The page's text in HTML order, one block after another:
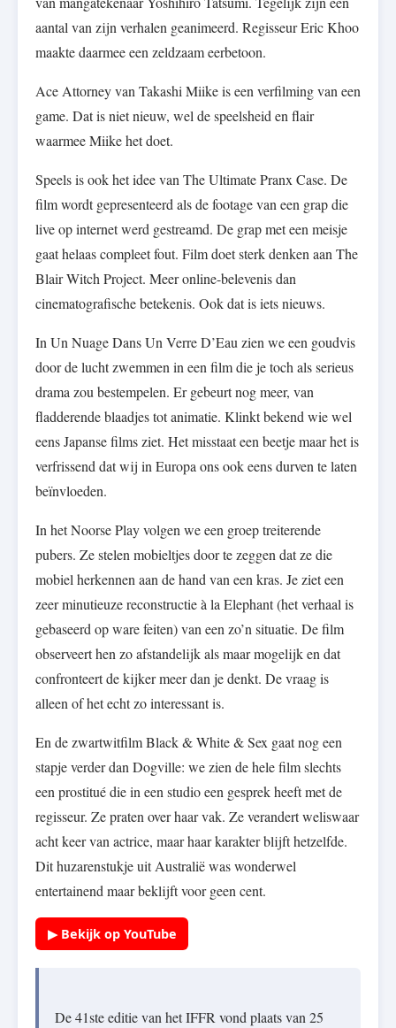
aantal van zijn verhalen geanimeerd. Regisseur Eric Khoo
maakte daarmee een zeldzaam eerbetoon.
Ace Attorney van Takashi Miike is een verfilming van een
game. Dat is niet nieuw, wel de speelsheid en flair
waarmee Miike het doet.
Speels is ook het idee van The Ultimate Pranx Case. De
film wordt gepresenteerd als de footage van een grap die
live op internet werd gestreamd. De grap met een meisje
gaat helaas compleet fout. Film doet sterk denken aan The
Blair Witch Project. Meer online-belevenis dan
cinematografische betekenis. Ook dat is iets nieuws.
In Un Nuage Dans Un Verre D’Eau zien we een goudvis
door de lucht zwemmen in een film die je toch als serieus
drama zou bestempelen. Er gebeurt nog meer, van
fladderende blaadjes tot animatie. Klinkt bekend wie wel
eens Japanse films ziet. Het misstaat een beetje maar het is
verfrissend dat wij in Europa ons ook eens durven te laten
beïnvloeden.
In het Noorse Play volgen we een groep treiterende
pubers. Ze stelen mobieltjes door te zeggen dat ze die
mobiel herkennen aan de hand van een kras. Je ziet een
zeer minutieuze reconstructie à la Elephant (het verhaal is
gebaseerd op ware feiten) van een zo’n situatie. De film
observeert hen zo afstandelijk als maar mogelijk en dat
confronteert de kijker meer dan je denkt. De vraag is
alleen of het echt zo interessant is.
En de zwartwitfilm Black & White & Sex gaat nog een
stapje verder dan Dogville: we zien de hele film slechts
een prostitué die in een studio een gesprek heeft met de
regisseur. Ze praten over haar vak. Ze verandert weliswaar
acht keer van actrice, maar haar karakter blijft hetzelfde.
Dit huzarenstukje uit Australië was wonderwel
entertainend maar beklijft voor geen cent.
▶ Bekijk op YouTube
De 41ste editie van het IFFR vond plaats van 25